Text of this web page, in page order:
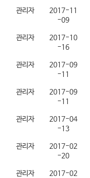
관리자
2017-11
-09
관리자
2017-10
-16
관리자
2017-09
-11
관리자
2017-09
-11
관리자
2017-04
-13
관리자
2017-02
-20
관리자
2017-02